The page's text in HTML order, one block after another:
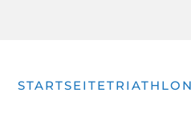
STARTSEITETRIATHLON